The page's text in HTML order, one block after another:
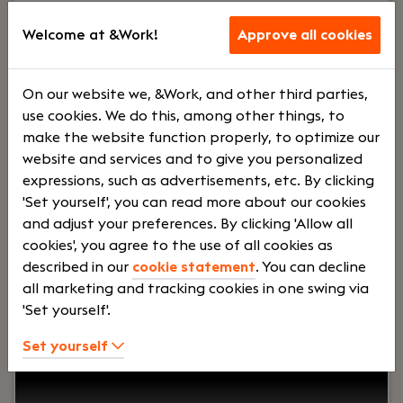
Vlaardingen
Voltij
d
Bonus
systee
m
Ben jij een accountant die verder kijkt
dan alleen de cijfers? Wil je ondernemers
adviseren, langdurige klantrelaties opbouwen en
Welcome at &Work! Approve all cookies
On our website we, &Work, and other third parties,
use cookies. We do this, among other things, to
make the website function properly, to optimize our
website and services and to give you personalized
expressions, such as advertisements, etc. By clicking
'Set yourself', you can read more about our cookies
and adjust your preferences. By clicking 'Allow all
cookies', you agree to the use of all cookies as
described in our cookie statement. You can decline
all marketing and tracking cookies in one swing via
'Set yourself'.
Set yourself